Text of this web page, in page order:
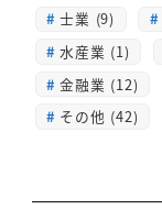
士業 (9)
水産業 (1)
金融業 (12)
その他 (42)